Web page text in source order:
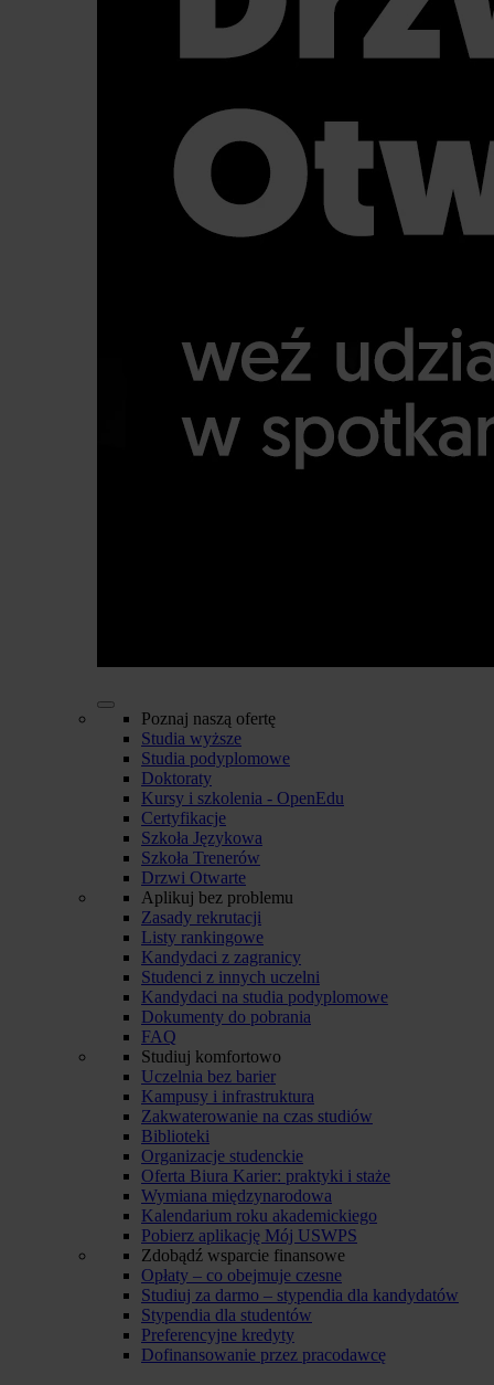
Poznaj naszą ofertę
Studia wyższe
Studia podyplomowe
Doktoraty
Kursy i szkolenia - OpenEdu
Certyfikacje
Szkoła Językowa
Szkoła Trenerów
Drzwi Otwarte
Aplikuj bez problemu
Zasady rekrutacji
Listy rankingowe
Kandydaci z zagranicy
Studenci z innych uczelni
Kandydaci na studia podyplomowe
Dokumenty do pobrania
FAQ
Studiuj komfortowo
Uczelnia bez barier
Kampusy i infrastruktura
Zakwaterowanie na czas studiów
Biblioteki
Organizacje studenckie
Oferta Biura Karier: praktyki i staże
Wymiana międzynarodowa
Kalendarium roku akademickiego
Pobierz aplikację Mój USWPS
Zdobądź wsparcie finansowe
Opłaty – co obejmuje czesne
Studiuj za darmo – stypendia dla kandydatów
Stypendia dla studentów
Preferencyjne kredyty
Dofinansowanie przez pracodawcę